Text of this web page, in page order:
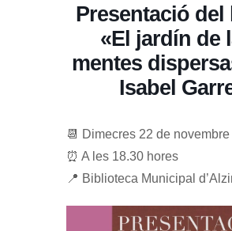
Presentació del
«El jardín de
mentes
Isabel
📆 Dimecres 22 de novembre
⏰ A les 18.30 hores
📍 Biblioteca Municipal